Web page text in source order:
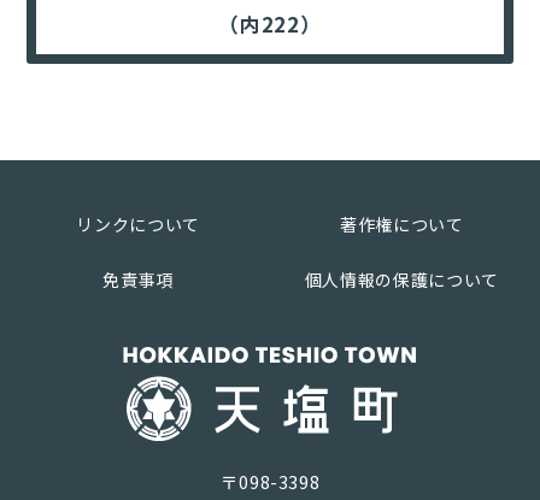
（内222）
リンクについて 著作権について
免責事項 個人情報の保護について
〒098-3398